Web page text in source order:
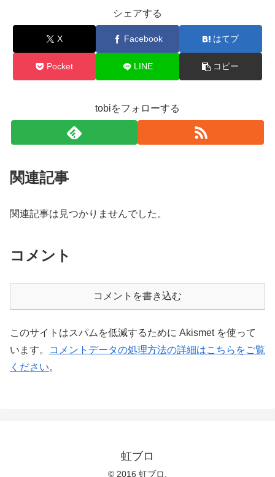
シェアする
X Facebook はてブ
Pocket LINE コピー
tobiをフォローする
関連記事
関連記事は見つかりませんでした。
コメント
コメントを書き込む
このサイトはスパムを低減するために Akismet を使って
います。
コメントデータの処理方法の詳細はこちらをご覧
ください。
虹ブロ
© 2016 虹ブロ.